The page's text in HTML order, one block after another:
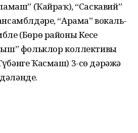
(Ҡайраҡ), “Саскавий”
“Арама” вокаль-
(Бөрө районы Кесе
фольклор коллективы
Ҡасмаш) 3-сө дәрәжә